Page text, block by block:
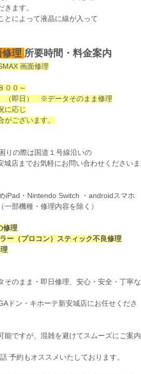
きます。
とによって液晶に線が入って
理 所要時間・料金案内
画面修理
０～
即日） ※データそのまま修理
に応じ
がございます。
りの際は国道１号線沿いの
城店までお気軽にお問い合わせくださいま
iPad・Nintendo Switch ・androidスマホ
部機種・修理内容を除く）
修理
（プロコン）スティック不良修理
そのまま・即日修理、安心・安全・丁寧な
ドン・キホーテ新安城店にお任せくださ
能ですが、混雑を避けてスムーズにご案内
予約もオススメいたしております。